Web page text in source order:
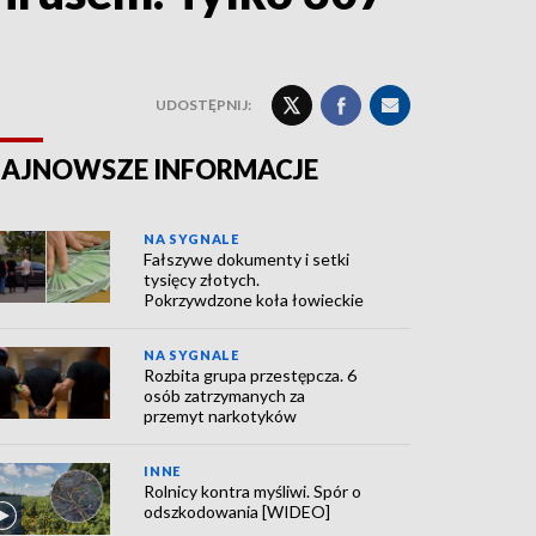
UDOSTĘPNIJ:
INFORMACJE
NA SYGNALE
Fałszywe dokumenty i setki
tysięcy złotych.
Pokrzywdzone koła łowieckie
NA SYGNALE
Rozbita grupa przestępcza. 6
osób zatrzymanych za
przemyt narkotyków
INNE
Rolnicy kontra myśliwi. Spór o
odszkodowania [WIDEO]